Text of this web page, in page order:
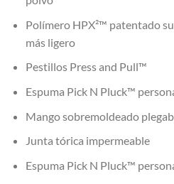
Polímero HPX²™ patentado
más ligero
Pestillos Press and Pull™
Espuma Pick N Pluck™
Mango sobremoldeado
Junta tórica impermeable
Espuma Pick N Pluck™